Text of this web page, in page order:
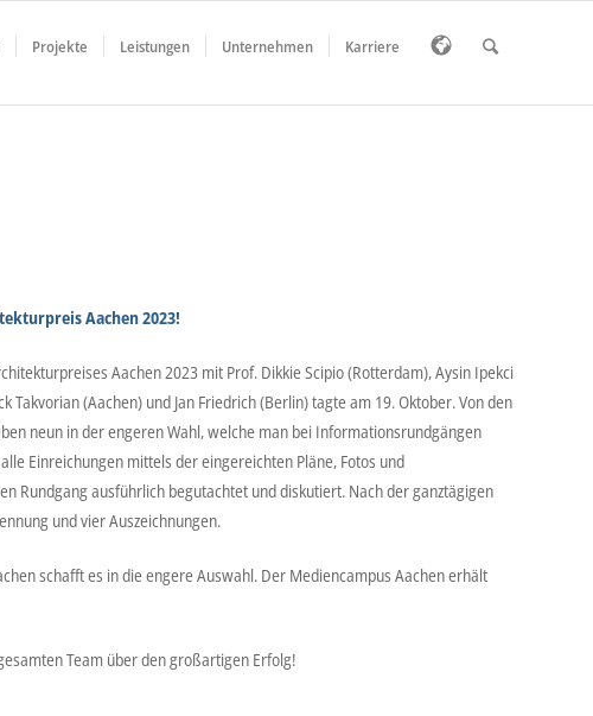
Projekte Leistungen Unternehmen Karriere
Aachen 2023!
Aachen 2023 mit Prof. Dikkie Scipio (Rotterdam), Aysin Ipekci
Takvorian (Aachen) und Jan Friedrich (Berlin) tagte am 19. Oktober. Von den
neun in der engeren Wahl, welche man bei Informationsrundgängen
Einreichungen mittels der eingereichten Pläne, Fotos und
Rundgang ausführlich begutachtet und diskutiert. Nach der ganztägigen
und vier Auszeichnungen.
schafft es in die engere Auswahl. Der Mediencampus Aachen erhält
Team über den großartigen Erfolg!